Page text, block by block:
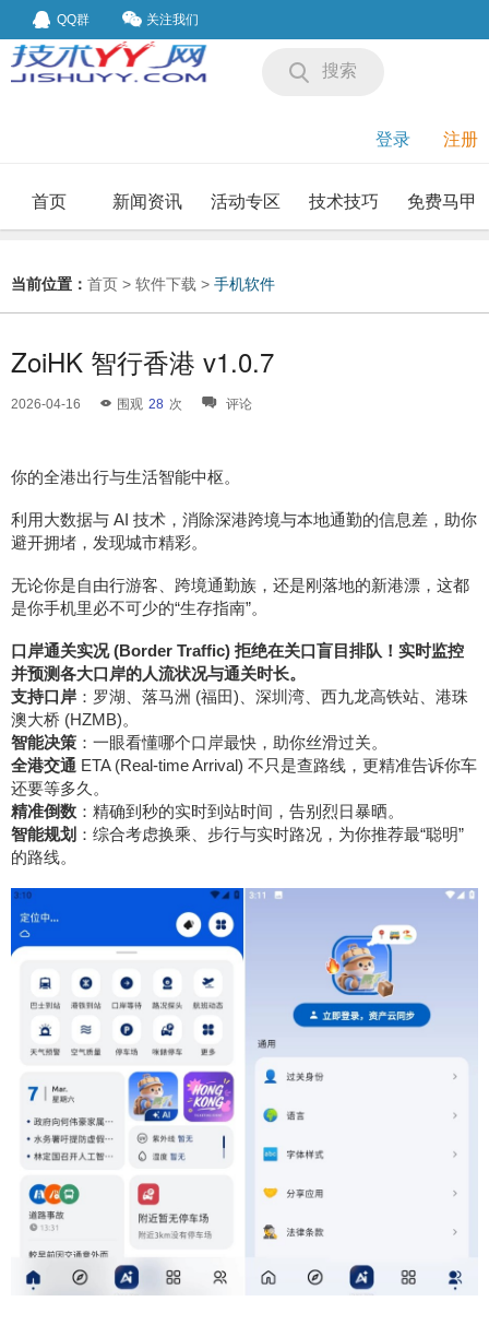
QQ群 关注我们
搜索
登录 注册
首页 新闻资讯 活动专区 技术技巧 免费马甲
当前位置： 首页 > 软件下载 > 手机软件
ZoiHK 智行香港 v1.0.7
2026-04-16 围观 28 次 评论
你的全港出行与生活智能中枢。
利用大数据与 AI 技术，消除深港跨境与本地通勤的信息差，助你
避开拥堵，发现城市精彩。
无论你是自由行游客、跨境通勤族，还是刚落地的新港漂，这都
是你手机里必不可少的“生存指南”。
口岸通关实况 (Border Traffic) 拒绝在关口盲目排队！实时监控
并预测各大口岸的人流状况与通关时长。
支持口岸 ：罗湖、落马洲 (福田)、深圳湾、西九龙高铁站、港珠
澳大桥 (HZMB)。
智能决策 ：一眼看懂哪个口岸最快，助你丝滑过关。
全港交通 ETA (Real-time Arrival) 不只是查路线，更精准告诉你车
还要等多久。
精准倒数 ：精确到秒的实时到站时间，告别烈日暴晒。
智能规划 ：综合考虑换乘、步行与实时路况，为你推荐最“聪明”
的路线。